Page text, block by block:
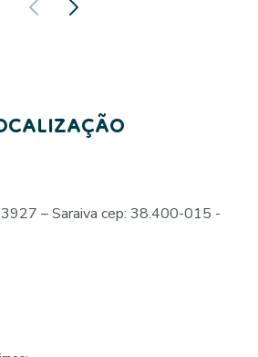
3927 – Saraiva cep: 38.400-015 -